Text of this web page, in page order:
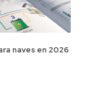
naves en 2026